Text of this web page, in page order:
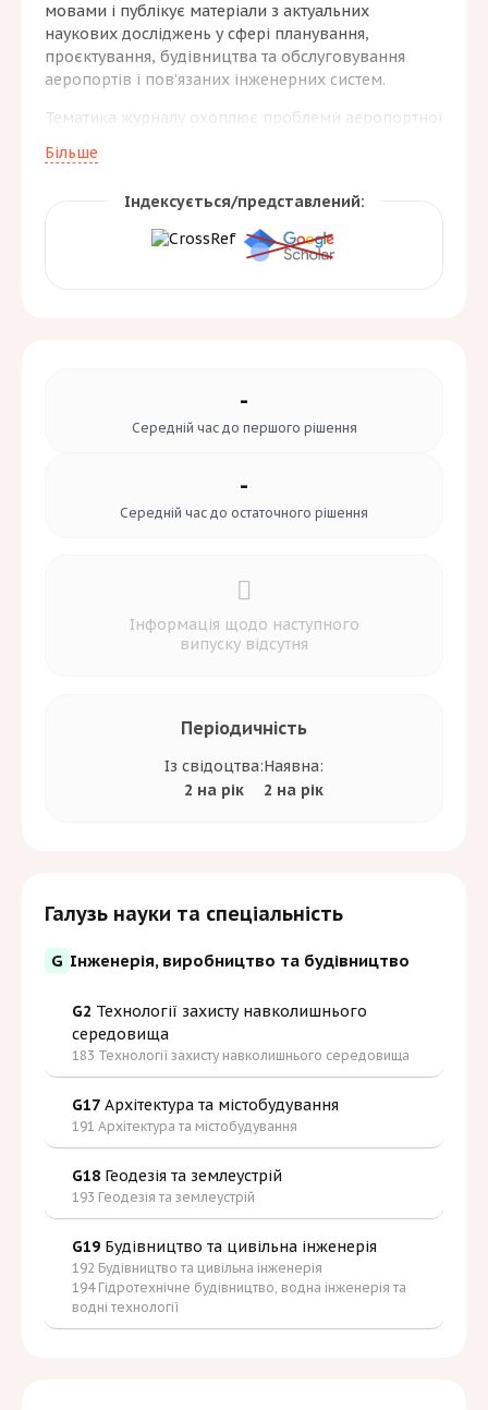
мовами і публікує матеріали з актуальних
наукових досліджень у сфері планування,
проєктування, будівництва та обслуговування
аеропортів і пов’язаних інженерних систем.
Тематика журналу охоплює проблеми аеропортної
будівництві та реконструкції, управління
аеродромних покриттях, а також питання
забезпечення безпеки й ефективності
функціонування аеропортів. Метою видання є
Більше
Індексується/представлений:
Галузь науки та спеціальність
G Інженерія, виробництво та будівництво
G2 Технології захисту навколишнього
середовища
183 Технології захисту навколишнього середовища
G17 Архітектура та містобудування
191 Архітектура та містобудування
G18 Геодезія та землеустрій
193 Геодезія та землеустрій
G19 Будівництво та цивільна інженерія
192 Будівництво та цивільна інженерія
194 Гідротехнічне будівництво, водна інженерія та
водні технології
-
Середній час до першого рішення
-
Середній час до остаточного рішення
Інформація щодо наступного
випуску відсутня
Періодичність
Із свідоцтва:
2 на рік
Наявна:
2 на рік